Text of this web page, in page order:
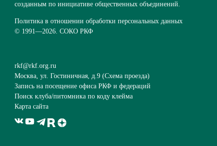
созданным по инициативе общественных объединений.
Политика в отношении обработки персональных данных
© 1991—2026. СОКО РКФ
rkf@rkf.org.ru
Москва, ул. Гостиничная, д.9 (Схема проезда)
Запись на посещение офиса РКФ и федераций
Поиск клуба/питомника по коду клейма
Карта сайта